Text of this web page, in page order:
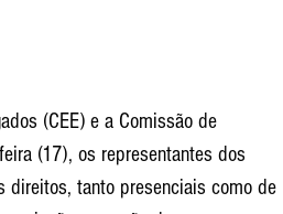
(CEE) e a Comissão de
(17), os representantes dos
direitos, tanto presenciais como de